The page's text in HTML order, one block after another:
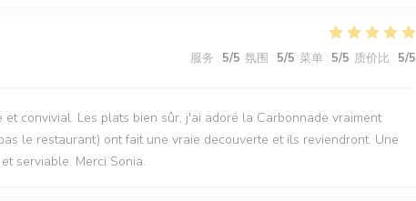
服务 : 5/5 氛围 : 5/5 菜单 : 5/5 质价比 : 5/5
convivial. Les plats bien sûr, j'ai adoré la Carbonnade vraiment
le restaurant) ont fait une vraie decouverte et ils reviendront. Une
serviable. Merci Sonia.